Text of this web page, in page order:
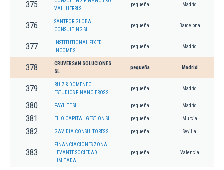
375
VALLHERRI SL.
pequeña Madrid
376
SANTFOR GLOBAL
CONSULTING SL
pequeña Barcelona
377
INSTITUTIONAL FIXED
INCOME SL.
pequeña Madrid
378
CRUVERSAN SOLUCIONES
SL
pequeña Madrid
379
RUIZ & DOMENECH
ESTUDIOS FINANCIEROS SL.
pequeña Madrid
380 PAYLITE SL. pequeña Madrid
381 ELIO CAPITAL GESTION SL pequeña Murcia
382 GAVIDIA CONSULTORES SL pequeña Sevilla
383
FINANCIACIONES ZONA
LEVANTE SOCIEDAD
LIMITADA.
pequeña Valencia